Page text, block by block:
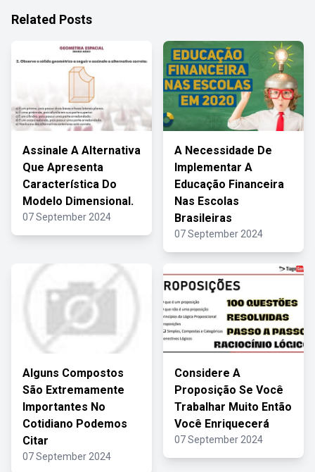
Related Posts
Assinale A Alternativa
Que Apresenta
Característica Do
Modelo Dimensional.
07 September 2024
A Necessidade De
Implementar A
Educação Financeira
Nas Escolas
Brasileiras
07 September 2024
Alguns Compostos
São Extremamente
Importantes No
Cotidiano Podemos
Citar
07 September 2024
Considere A
Proposição Se Você
Trabalhar Muito Então
Você Enriquecerá
07 September 2024